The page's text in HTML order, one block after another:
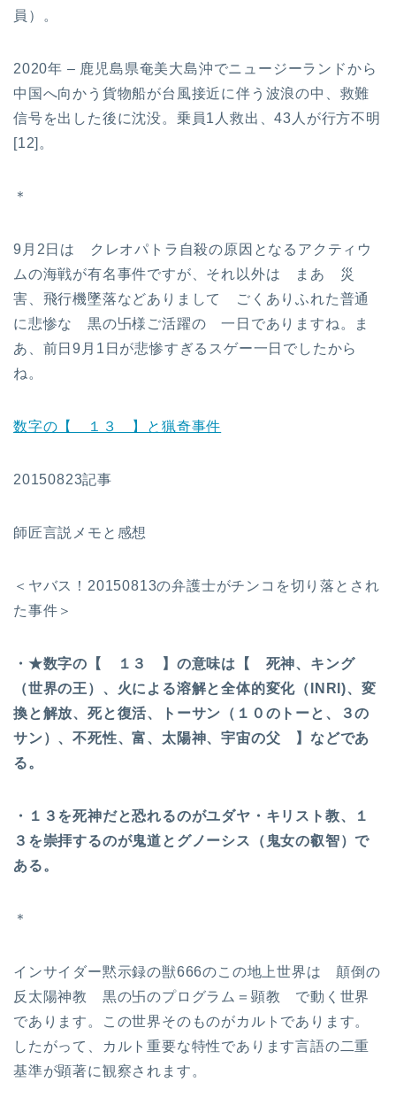
員）。
2020年 – 鹿児島県奄美大島沖でニュージーランドから
中国へ向かう貨物船が台風接近に伴う波浪の中、救難
信号を出した後に沈没。乗員1人救出、43人が行方不明
[12]。
＊
9月2日は クレオパトラ自殺の原因となるアクティウ
ムの海戦が有名事件ですが、それ以外は まあ 災
害、飛行機墜落などありまして ごくありふれた普通
に悲惨な 黒の卐様ご活躍の 一日でありますね。ま
あ、前日9月1日が悲惨すぎるスゲー一日でしたから
ね。
数字の【 １３ 】と猟奇事件
20150823記事
師匠言説メモと感想
＜ヤバス！20150813の弁護士がチンコを切り落とされ
た事件＞
・★数字の【 １３ 】の意味は【 死神、キング
（世界の王）、火による溶解と全体的変化（INRI)、変
換と解放、死と復活、トーサン（１０のトーと、３の
サン）、不死性、富、太陽神、宇宙の父 】などであ
る。
・１３を死神だと恐れるのがユダヤ・キリスト教、１
３を崇拝するのが鬼道とグノーシス（鬼女の叡智）で
ある。
＊
インサイダー黙示録の獣666のこの地上世界は 顛倒の
反太陽神教 黒の卐のプログラム＝顕教 で動く世界
であります。この世界そのものがカルトであります。
したがって、カルト重要な特性であります言語の二重
基準が顕著に観察されます。